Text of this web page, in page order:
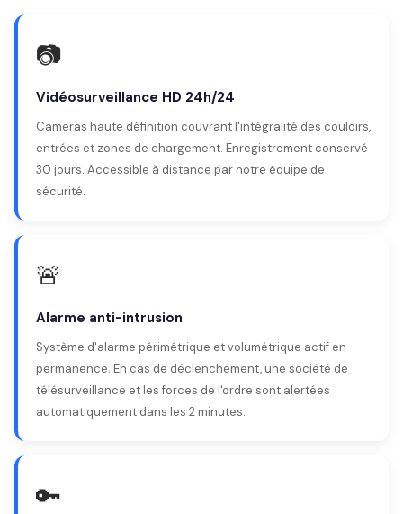
📷
Vidéosurveillance HD 24h/24
Cameras haute définition couvrant l'intégralité des couloirs,
entrées et zones de chargement. Enregistrement conservé
30 jours. Accessible à distance par notre équipe de
sécurité.
🚨
Alarme anti-intrusion
Système d'alarme périmétrique et volumétrique actif en
permanence. En cas de déclenchement, une société de
télésurveillance et les forces de l'ordre sont alertées
automatiquement dans les 2 minutes.
🔑